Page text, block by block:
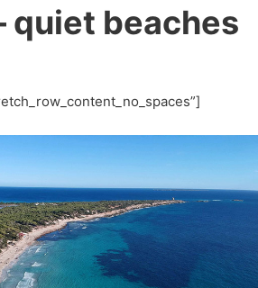
quiet beaches